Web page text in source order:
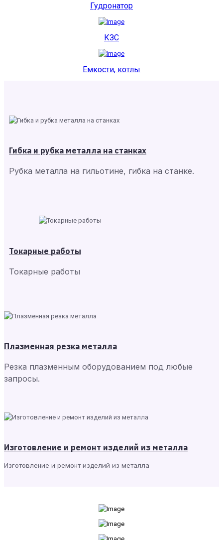
Гудронатор
КЗС
Емкости, котлы
Гибка и рубка металла на станках
Рубка металла на гильотине, гибка на станке.
Токарные работы
Токарные работы
Плазменная резка металла
Резка плазменным оборудованием под любые
запросы.
Изготовление и ремонт изделий из металла
Изготовление и ремонт изделий из металла